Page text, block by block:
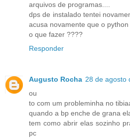
arquivos de programas....
dps de instalado tentei
acusa novamente que o
o que fazer ????
Responder
Augusto Rocha 28 de agosto
ou
to com um probleminha no
quando a bp enche de grana
tem como abrir elas sozinho
pc